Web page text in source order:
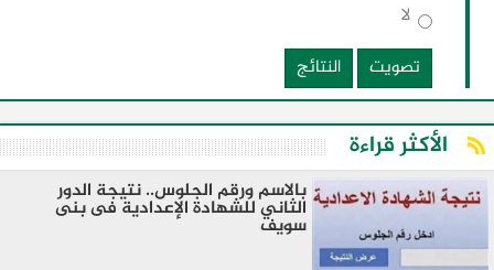
لا
تصويت
النتائج
الأكثر قراءة
بالاسم ورقم الجلوس.. نتيجة الدور
الثاني للشهادة الإعدادية فى بنى
سويف